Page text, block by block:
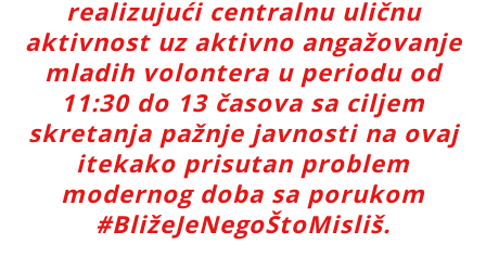
realizujući centralnu uličnu
aktivnost uz aktivno angažovanje
mladih volontera u periodu od
11:30 do 13 časova sa ciljem
skretanja pažnje javnosti na ovaj
itekako prisutan problem
modernog doba sa porukom
#BližeJeNegoŠtoMisliš.